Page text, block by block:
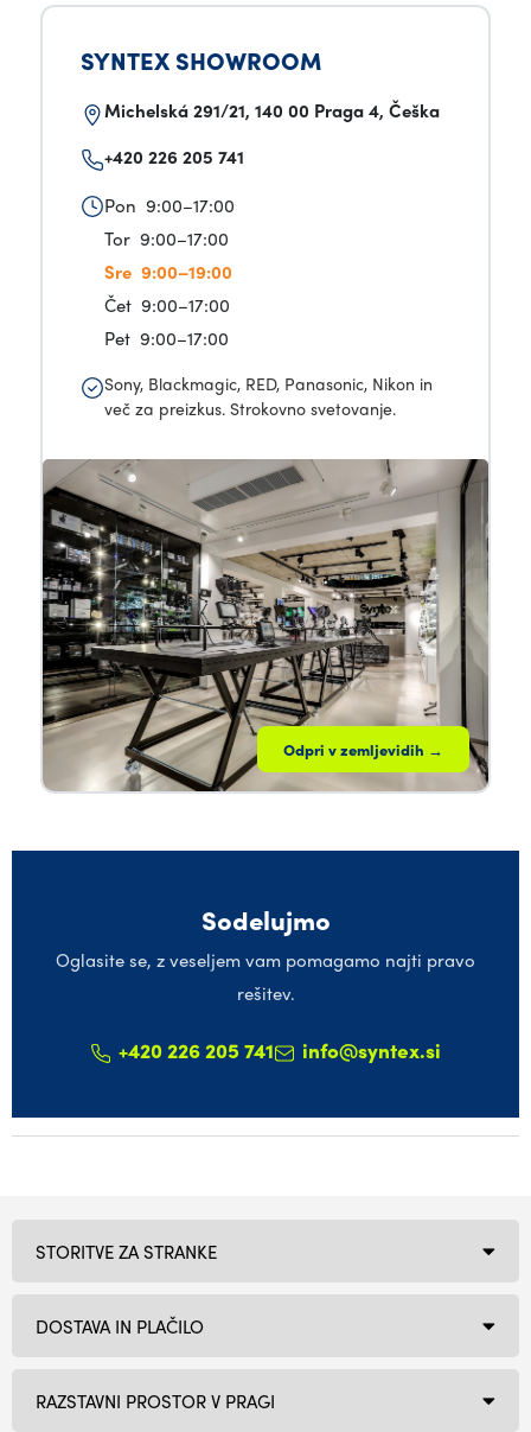
SYNTEX SHOWROOM
Michelská 291/21, 140 00 Praga 4, Češka
+420 226 205 741
Pon 9:00–17:00
Tor 9:00–17:00
Sre 9:00–19:00
Čet 9:00–17:00
Pet 9:00–17:00
Sony, Blackmagic, RED, Panasonic, Nikon in
več za preizkus. Strokovno svetovanje.
Odpri v zemljevidih →
Sodelujmo
Oglasite se, z veseljem vam pomagamo najti pravo
rešitev.
+420 226 205 741 info@syntex.si
RAZSTAVNI PROSTOR V PRAGI
STORITVE ZA STRANKE
DOSTAVA IN PLAČILO